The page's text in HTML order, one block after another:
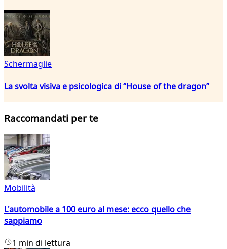
Schermaglie
La svolta visiva e psicologica di “House of the dragon”
Raccomandati per te
Mobilità
L'automobile a 100 euro al mese: ecco quello che
sappiamo
1 min di lettura